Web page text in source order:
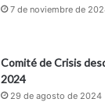
7 de noviembre de
Comité de Crisis
2024
29 de agosto de 2024